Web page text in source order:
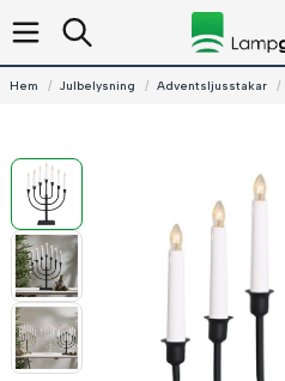
Hem Julbelysning Adventsljusstakar